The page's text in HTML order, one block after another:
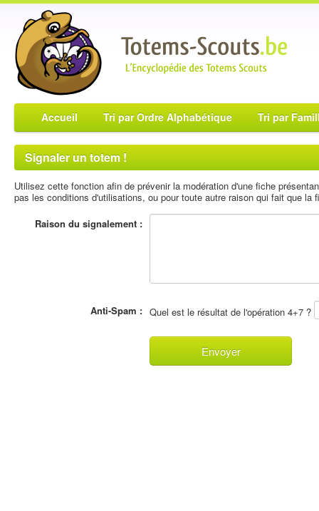
Accueil Tri par Ordre Alphabétique Tri par
Signaler un totem !
Utilisez cette fonction afin de prévenir la modération d'une fiche
pas les conditions d'utilisations, ou pour toute autre raison qui fait que la
Raison du signalement :
Anti-Spam : Quel est le résultat de l'opération 4+7 ?